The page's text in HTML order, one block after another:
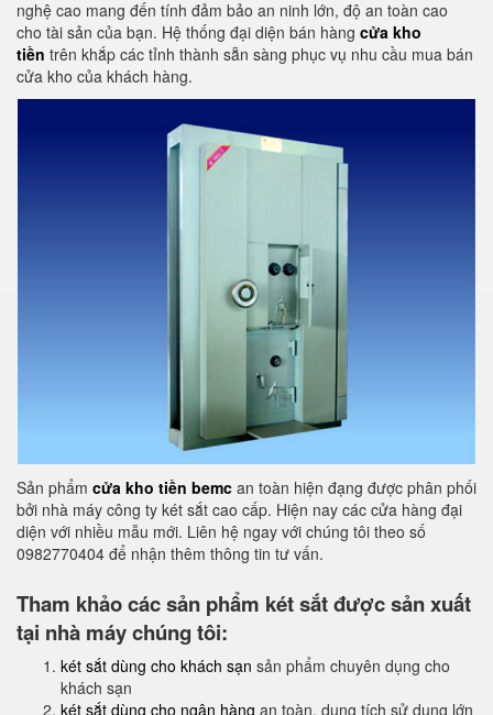
nghệ cao mang đến tính đảm bảo an ninh lớn, độ an toàn cao
cho tài sản của bạn. Hệ thống đại diện bán hàng cửa kho
tiền trên khắp các tỉnh thành sẵn sàng phục vụ nhu cầu mua bán
cửa kho của khách hàng.
Sản phẩm cửa kho tiền bemc an toàn hiện đạng được phân phối
bởi nhà máy công ty két sắt cao cấp. Hiện nay các cửa hàng đại
diện với nhiều mẫu mới. Liên hệ ngay với chúng tôi theo số
0982770404 để nhận thêm thông tin tư vấn.
Tham khảo các sản phẩm két sắt được sản xuất
tại nhà máy chúng tôi:
két sắt dùng cho khách sạn sản phẩm chuyên dụng cho
khách sạn
két sắt dùng cho ngân hàng an toàn, dung tích sử dụng lớn